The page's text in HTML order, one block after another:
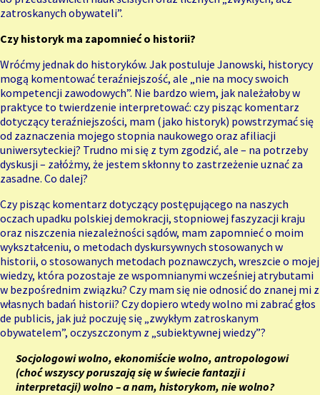
zatroskanych obywateli”.
Czy historyk ma zapomnieć o historii?
Wróćmy jednak do historyków. Jak postuluje Janowski, historycy
mogą komentować teraźniejszość, ale „nie na mocy swoich
kompetencji zawodowych”. Nie bardzo wiem, jak należałoby w
praktyce to twierdzenie interpretować: czy pisząc komentarz
dotyczący teraźniejszości, mam (jako historyk) powstrzymać się
od zaznaczenia mojego stopnia naukowego oraz afiliacji
uniwersyteckiej? Trudno mi się z tym zgodzić, ale – na potrzeby
dyskusji – załóżmy, że jestem skłonny to zastrzeżenie uznać za
zasadne. Co dalej?
Czy pisząc komentarz dotyczący postępującego na naszych
oczach upadku polskiej demokracji, stopniowej faszyzacji kraju
oraz niszczenia niezależności sądów, mam zapomnieć o moim
wykształceniu, o metodach dyskursywnych stosowanych w
historii, o stosowanych metodach poznawczych, wreszcie o mojej
wiedzy, która pozostaje ze wspomnianymi wcześniej atrybutami
w bezpośrednim związku? Czy mam się nie odnosić do znanej mi z
własnych badań historii? Czy dopiero wtedy wolno mi zabrać głos
de publicis, jak już poczuję się „zwykłym zatroskanym
obywatelem”, oczyszczonym z „subiektywnej wiedzy”?
Socjologowi wolno, ekonomiście wolno, antropologowi
(choć wszyscy poruszają się w świecie fantazji i
interpretacji) wolno – a nam, historykom, nie wolno?